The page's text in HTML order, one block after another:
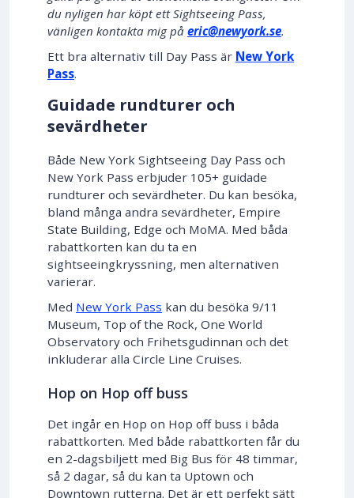
du nyligen har köpt ett Sightseeing Pass,
vänligen kontakta mig på eric@newyork.se.
Ett bra alternativ till Day Pass är New York
Pass.
Guidade rundturer och
sevärdheter
Både New York Sightseeing Day Pass och
New York Pass erbjuder 105+ guidade
rundturer och sevärdheter. Du kan besöka,
bland många andra sevärdheter, Empire
State Building, Edge och MoMA. Med båda
rabattkorten kan du ta en
sightseeingkryssning, men alternativen
varierar.
Med New York Pass kan du besöka 9/11
Museum, Top of the Rock, One World
Observatory och Frihetsgudinnan och det
inkluderar alla Circle Line Cruises.
Hop on Hop off buss
Det ingår en Hop on Hop off buss i båda
rabattkorten. Med både rabattkorten får du
en 2-dagsbiljett med Big Bus för 48 timmar,
så 2 dagar, så du kan ta Uptown och
Downtown rutterna. Det är ett perfekt sätt